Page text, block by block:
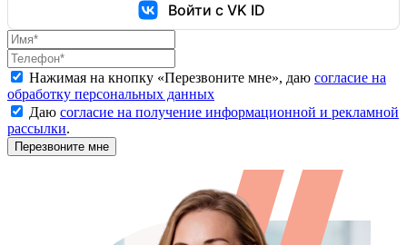
Войти с VK ID
Нажимая на кнопку «Перезвоните мне», даю согласие на
обработку персональных данных
Даю согласие на получение информационной и рекламной
рассылки.